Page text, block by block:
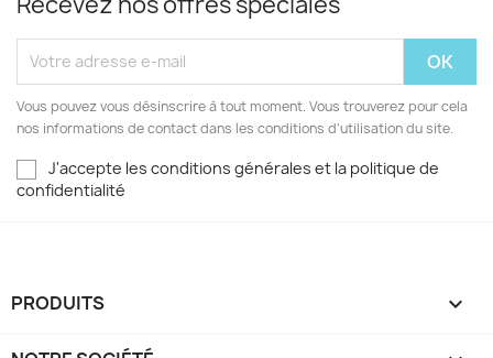
Vous pouvez vous désinscrire à tout moment. Vous trouverez pour cela
nos informations de contact dans les conditions d'utilisation du site.
J'accepte les conditions générales et la politique de
confidentialité
PRODUITS 